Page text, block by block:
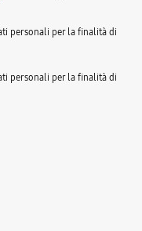
personali per la finalità di
personali per la finalità di